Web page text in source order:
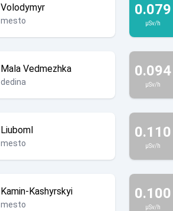
Volodymyr
mesto
0.079
µSv/h
Mala Vedmezhka
dedina
0.094
µSv/h
Liuboml
mesto
0.110
µSv/h
Kamin-Kashyrskyi
mesto
0.100
µSv/h